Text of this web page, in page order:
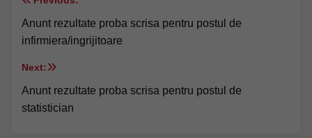
Navigare
în
articole
Anunt rezultate proba scrisa pentru postul de
infirmiera/ingrijitoare
Next:
Anunt rezultate proba scrisa pentru postul de
statistician